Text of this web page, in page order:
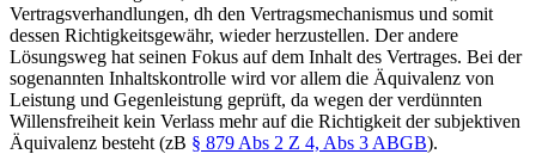
Vertragsverhandlungen, dh den Vertragsmechanismus und somit
dessen Richtigkeitsgewähr, wieder herzustellen. Der andere
Lösungsweg hat seinen Fokus auf dem Inhalt des Vertrages. Bei der
sogenannten Inhaltskontrolle wird vor allem die Äquivalenz von
Leistung und Gegenleistung geprüft, da wegen der verdünnten
Willensfreiheit kein Verlass mehr auf die Richtigkeit der subjektiven
Äquivalenz besteht (zB § 879 Abs 2 Z 4, Abs 3 ABGB).